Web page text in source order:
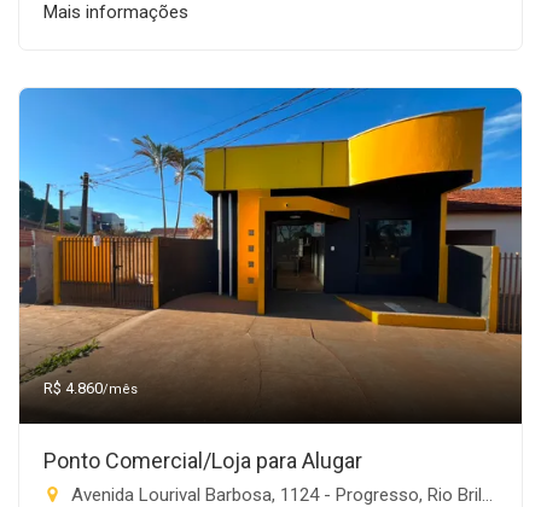
Mais informações
R$ 4.860/mês
Ponto Comercial/Loja para Alugar
Avenida Lourival Barbosa, 1124 - Progresso, Rio Brilhante-MS